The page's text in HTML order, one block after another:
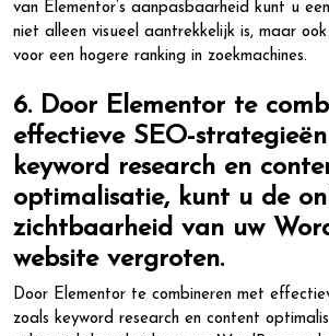
van Elementor’s aanpasbaarheid kunt u
niet alleen visueel aantrekkelijk is, maar
voor een hogere ranking in zoekmachines.
6. Door Elementor te
effectieve SEO-
keyword research en
optimalisatie, kunt u de
zichtbaarheid van uw
website vergroten.
Door Elementor te combineren met
zoals keyword research en content